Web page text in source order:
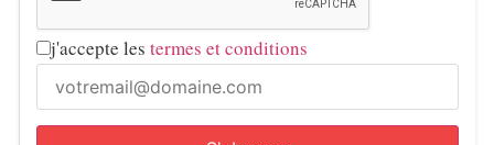
j'accepte les termes et conditions